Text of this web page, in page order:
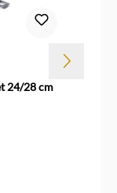
24/28 cm